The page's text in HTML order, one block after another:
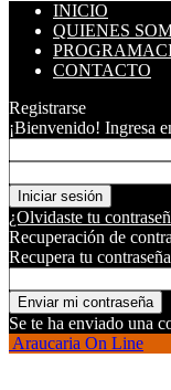
INICIO
QUIENES
CONTACTO
Registrarse
¡Bienvenido! Ingresa
¿Olvidaste tu
Recuperación de
Recupera tu contraseña
Se te ha enviado una
Araucaria On Line